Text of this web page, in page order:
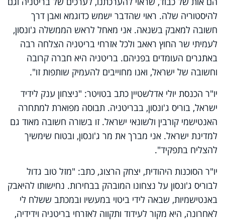
להיסטוריה שלה. ראוי שהדבר ישמש כדוגמא ואבן דרך
חשובה למאבק בשנאה. אני מאחל לראש הממשלה ג'ונסון,
לעמיתי שר החוץ ראאב ולכל אזרחי בריטניה הצלחה רבה
באתגרים העומדים בפניהם. בריטניה היא חברה קרובה
וחשובה של ישראל, ואנו מחוייבים להעמיק שותפות זו".
יו"ר הכנסת יולי אדלשטיין כתב בטויטר: "ניצחון ענק לידיד
ישראל, בוריס ג'ונסון, בבריטניה. תבוסה מפוארת למתחרה
האנטישמי קורבין ולשונאי ישראל. זו בשורה חשובה מאוד גם
למדינת ישראל. אני מברך את מר ג'ונסון, ובטוח שימשיך
להצליח בתפקיד".
יו"ר הסוכנות היהודית, יצחק הרצוג, כתב: "מזל טוב גדול
לבוריס ג'ונסון על נצחונו המובהק בבחירות. נחישותו להיאבק
באנטישמיות, שבאה לידי ביטוי במעשיו ובמכתב ששלח לי
לאחרונה, היא מקור לעידוד ותקווה לאזרחי בריטניה וידידיה,